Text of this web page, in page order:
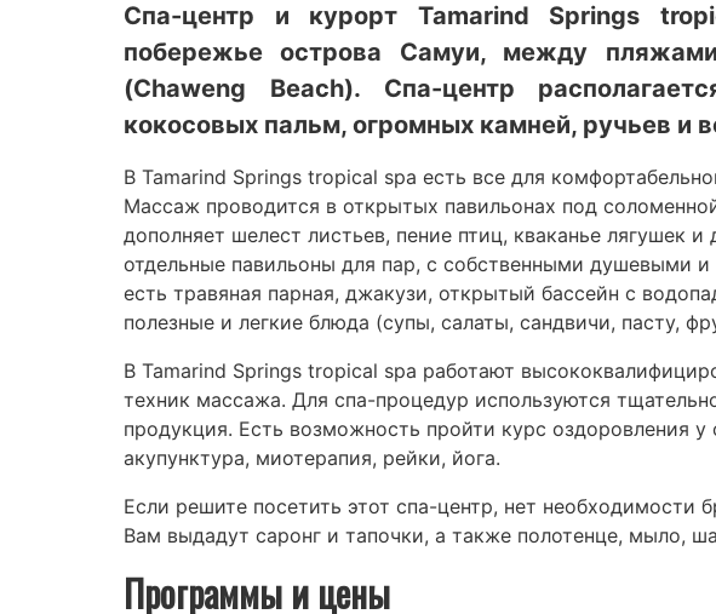
Спа-центр и курорт Tamarind Springs
побережье острова Самуи, между
(Chaweng Beach). Спа-центр
кокосовых пальм, огромных камней, ручьев и
В Tamarind Springs tropical spa есть все для
Массаж проводится в открытых павильонах под
дополняет шелест листьев, пение птиц, кваканье лягушек и
отдельные павильоны для пар, с собственными душевыми
есть травяная парная, джакузи, открытый бассейн с
полезные и легкие блюда (супы, салаты, сандвичи, пасту,
В Tamarind Springs tropical spa работают
техник массажа. Для спа-процедур используются
продукция. Есть возможность пройти курс оздоровления
акупунктура, миотерапия, рейки, йога.
Если решите посетить этот спа-центр, нет необходимости
Вам выдадут саронг и тапочки, а также полотенце, мыло,
Программы и цены